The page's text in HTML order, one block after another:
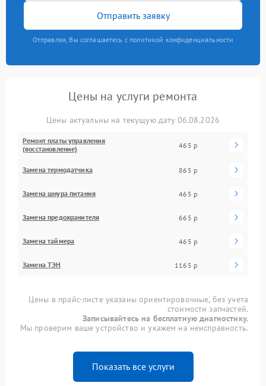
Отправить заявку
Отправляя, Вы соглашаетесь с политикой конфиденциальности
Цены на услуги ремонта
Цены актуальны на текущую дату 06.08.2026
Ремонт платы управления
(восстановление)
465 р
Замена термодатчика 865 р
Замена шнура питания 465 р
Замена предохранителя 665 р
Замена таймера 465 р
Замена ТЭН 1165 р
Цены в прайс-листе указаны ориентировочные, без учета
стоимости запчастей.
Записывайтесь на бесплатную диагностику.
Мы проверим ваше устройство и укажем на неисправность.
Показать все услуги